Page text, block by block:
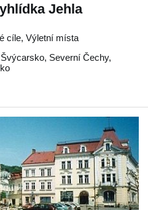
Jehla
cíle, Výletní místa
, Severní Čechy,